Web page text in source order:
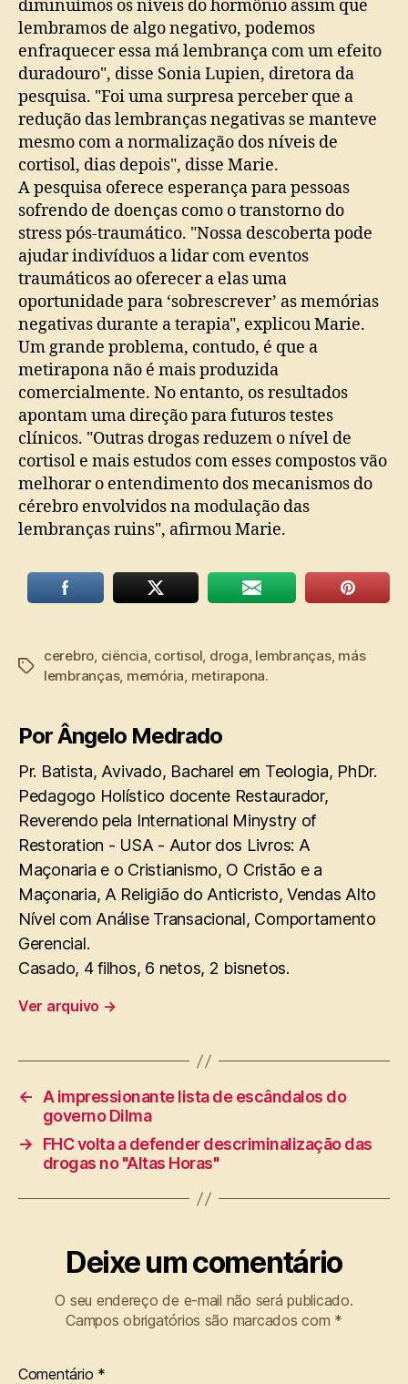
diminuímos os níveis do hormônio assim que
lembramos de algo negativo, podemos
enfraquecer essa má lembrança com um efeito
duradouro", disse Sonia Lupien, diretora da
pesquisa. "Foi uma surpresa perceber que a
redução das lembranças negativas se manteve
mesmo com a normalização dos níveis de
cortisol, dias depois", disse Marie.
A pesquisa oferece esperança para pessoas
sofrendo de doenças como o transtorno do
stress pós-traumático. "Nossa descoberta pode
ajudar indivíduos a lidar com eventos
traumáticos ao oferecer a elas uma
oportunidade para ‘sobrescrever’ as memórias
negativas durante a terapia", explicou Marie.
Um grande problema, contudo, é que a
metirapona não é mais produzida
comercialmente. No entanto, os resultados
apontam uma direção para futuros testes
clínicos. "Outras drogas reduzem o nível de
cortisol e mais estudos com esses compostos vão
melhorar o entendimento dos mecanismos do
cérebro envolvidos na modulação das
lembranças ruins", afirmou Marie.
Tags
cerebro, ciëncia, cortisol, droga, lembranças, más
lembranças, memória, metirapona.
Por Ângelo Medrado
Pr. Batista, Avivado, Bacharel em Teologia, PhDr.
Pedagogo Holístico docente Restaurador,
Reverendo pela International Minystry of
Restoration - USA - Autor dos Livros: A
Maçonaria e o Cristianismo, O Cristão e a
Maçonaria, A Religião do Anticristo, Vendas Alto
Nível com Análise Transacional, Comportamento
Gerencial.
Casado, 4 filhos, 6 netos, 2 bisnetos.
Ver arquivo →
←
A impressionante lista de escândalos do
governo Dilma
→
FHC volta a defender descriminalização das
drogas no "Altas Horas"
Deixe um comentário
O seu endereço de e-mail não será publicado.
Campos obrigatórios são marcados com *
Comentário *